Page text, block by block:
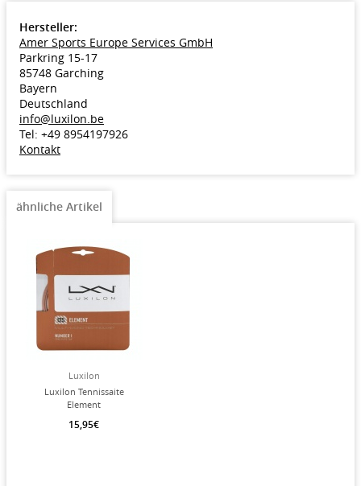
Dicken: 1.25/1.30mm
Farbe: bronze
Verpackung: 200 Meter Rolle
Merkmale
Haupteigenschaft: Haltbarkeit, Spielgefühl/Touch
Nebeneigenschaft: Kontrolle
Bauart Tennissaite: Monofil
Material Tennissaite: PEEK-Polymere, andere
Hersteller:
Amer Sports Europe Services GmbH
Parkring 15-17
85748 Garching
Bayern
Deutschland
info@luxilon.be
Tel: +49 8954197926
Kontakt
ähnliche Artikel
Luxilon
Luxilon Tennissaite
Element
bronzebraun 12m Set
15,95€